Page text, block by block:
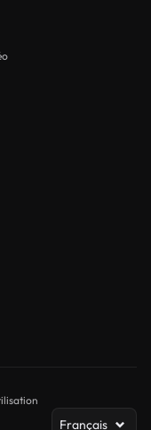
Français